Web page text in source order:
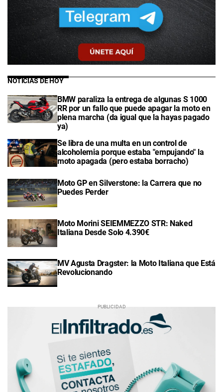
NOTICIAS DE HOY
BMW paraliza la entrega de algunas S 1000
RR por un fallo que puede apagar la moto en
plena marcha (da igual que la hayas pagado
ya)
Se libra de una multa en un control de
alcoholemia porque estaba "empujando" la
moto apagada (pero estaba borracho)
Moto GP en Silverstone: la Carrera que no
Puedes Perder
Moto Morini SEIEMMEZZO STR: Naked
Italiana Desde Solo 4.390€
MV Agusta Dragster: la Moto Italiana que Está
Revolucionando